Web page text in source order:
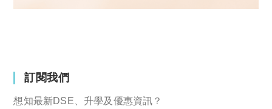
訂閱我們
想知最新DSE、升學及優惠資訊？